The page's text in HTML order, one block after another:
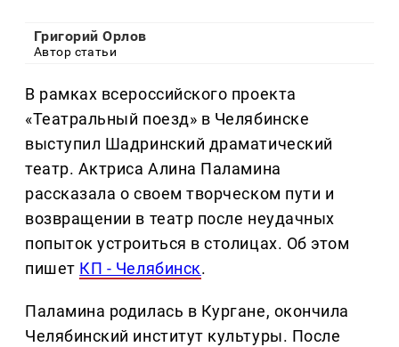
Григорий Орлов
Автор статьи
В рамках всероссийского проекта
«Театральный поезд» в Челябинске
выступил Шадринский драматический
театр. Актриса Алина Паламина
рассказала о своем творческом пути и
возвращении в театр после неудачных
попыток устроиться в столицах. Об этом
пишет КП - Челябинск.
Паламина родилась в Кургане, окончила
Челябинский институт культуры. После